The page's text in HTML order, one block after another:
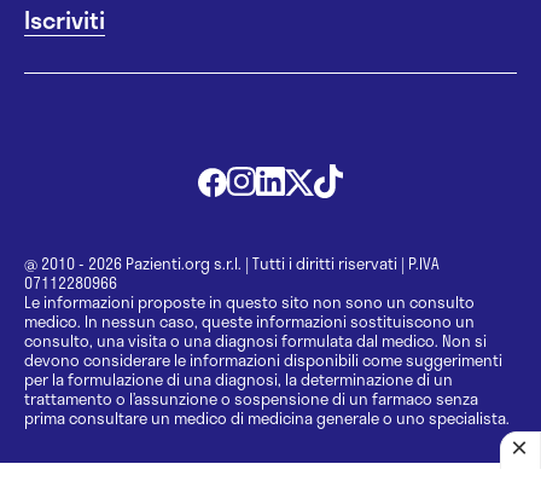
@ 2010 - 2026 Pazienti.org s.r.l. | Tutti i diritti riservati | P.IVA
07112280966
Le informazioni proposte in questo sito non sono un consulto
medico. In nessun caso, queste informazioni sostituiscono un
consulto, una visita o una diagnosi formulata dal medico. Non si
devono considerare le informazioni disponibili come suggerimenti
per la formulazione di una diagnosi, la determinazione di un
trattamento o l’assunzione o sospensione di un farmaco senza
prima consultare un medico di medicina generale o uno specialista.